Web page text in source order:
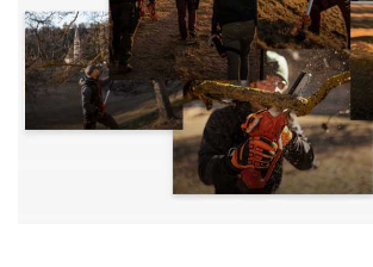
U
Umfüllpumpen
Umkehrfräsen
Vakuumiergeräte
Vertikutierer
K
KAAZ
Karcher
Kasco
Kemper